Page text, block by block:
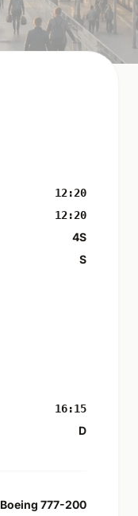
12:20
12:20
4S
S
16:15
D
Boeing 777-200